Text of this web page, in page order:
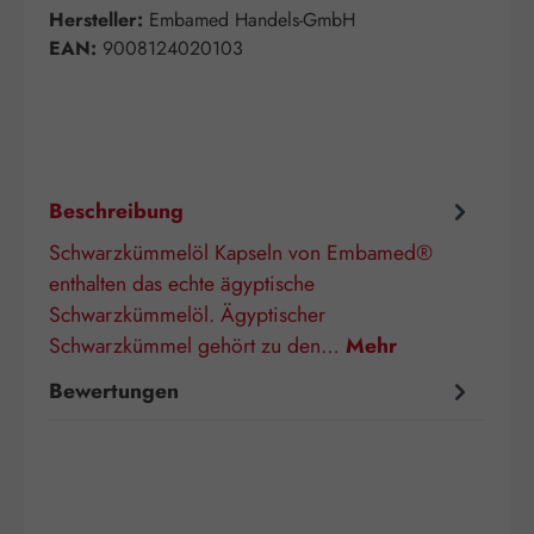
Hersteller: Embamed Handels-GmbH
EAN: 9008124020103
Beschreibung
Schwarzkümmelöl Kapseln von Embamed®
enthalten das echte ägyptische
Schwarzkümmelöl. Ägyptischer
Schwarzkümmel gehört zu den… Mehr
Bewertungen